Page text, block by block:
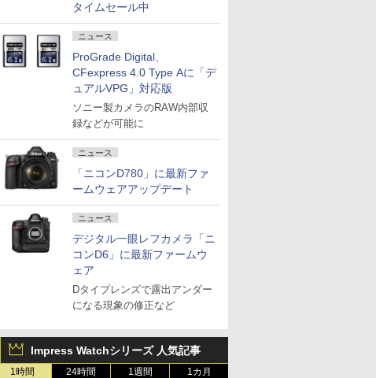
タイムセール中
ニュース
ProGrade Digital、
CFexpress 4.0 Type Aに「デ
ュアルVPG」対応版
ソニー製カメラのRAW内部収
録などが可能に
ニュース
「ニコンD780」に最新ファ
ームウェアアップデート
ニュース
デジタル一眼レフカメラ「ニ
コンD6」に最新ファームウ
ェア
Dタイプレンズで露出アンダー
になる現象の修正など
Impress Watchシリーズ 人気記事
1時間 24時間 1週間 1カ月